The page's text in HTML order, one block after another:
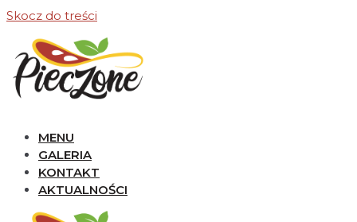
Skocz do treści
MENU
GALERIA
KONTAKT
AKTUALNOŚCI